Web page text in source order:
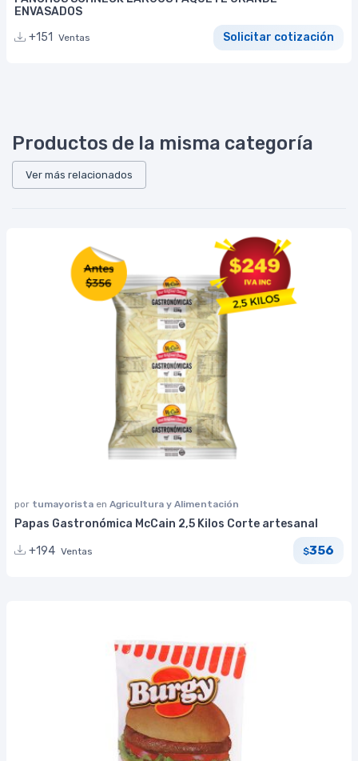
ENVASADOS
+151
Ventas Solicitar cotización
Productos de la misma categoría
Ver más relacionados
por tumayorista en Agricultura y Alimentación
Papas Gastronómica McCain 2,5 Kilos Corte artesanal
+194 Ventas $356